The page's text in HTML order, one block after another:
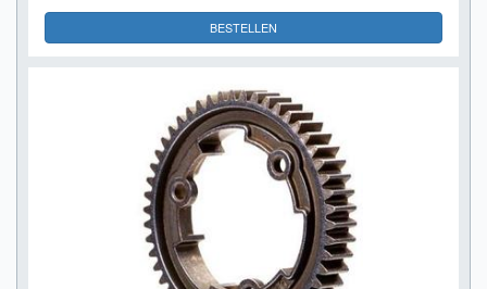
BESTELLEN